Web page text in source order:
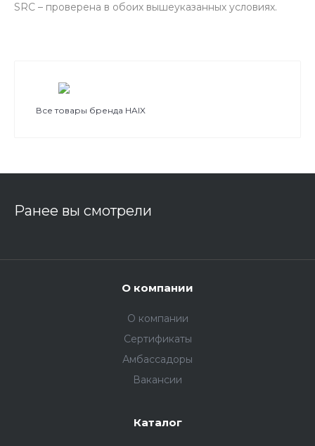
SRC – проверена в обоих вышеуказанных условиях.
Все товары бренда HAIX
Ранее вы смотрели
О компании
О компании
Сертификаты
Амбассадоры
Вакансии
Каталог